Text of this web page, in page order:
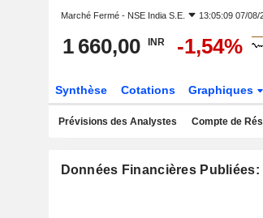
Marché Fermé - NSE India S.E. 13:05:09 07/08/
1 660,00 INR -1,54%
Synthèse Cotations Graphiques
Prévisions des Analystes Compte de
Données Financières Publiées: